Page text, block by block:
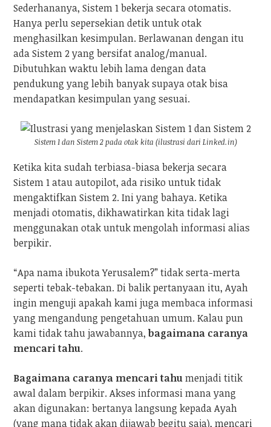
Sederhananya, Sistem 1 bekerja secara otomatis.
Hanya perlu sepersekian detik untuk otak
menghasilkan kesimpulan. Berlawanan dengan itu
ada Sistem 2 yang bersifat analog/manual.
Dibutuhkan waktu lebih lama dengan data
pendukung yang lebih banyak supaya otak bisa
mendapatkan kesimpulan yang sesuai.
Sistem 1 dan Sistem 2 pada otak kita (ilustrasi dari Linked.in)
Ketika kita sudah terbiasa-biasa bekerja secara
Sistem 1 atau autopilot, ada risiko untuk tidak
mengaktifkan Sistem 2. Ini yang bahaya. Ketika
menjadi otomatis, dikhawatirkan kita tidak lagi
menggunakan otak untuk mengolah informasi alias
berpikir.
“Apa nama ibukota Yerusalem?” tidak serta-merta
seperti tebak-tebakan. Di balik pertanyaan itu, Ayah
ingin menguji apakah kami juga membaca informasi
yang mengandung pengetahuan umum. Kalau pun
kami tidak tahu jawabannya,bagaimana caranya
mencari tahu.
Bagaimana caranya mencari tahumenjadi titik
awal dalam berpikir. Akses informasi mana yang
akan digunakan: bertanya langsung kepada Ayah
(yang mana tidak akan dijawab begitu saja), mencari